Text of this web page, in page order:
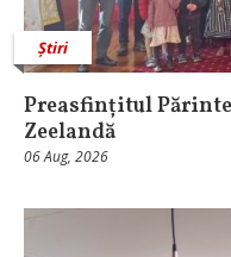
Știri
Preasfințitul
Zeelandă
06 Aug, 2026